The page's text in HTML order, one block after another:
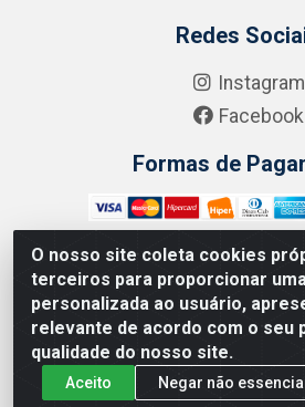
O nosso site coleta cookies
terceiros para proporcionar
personalizada ao usuário,
relevante de acordo com o seu
qualidade do nosso site.
Aceito Negar não
Redes
Instagram
Facebook
Formas de
Zero Grau - Rua Jean Emile
Recife/PE - CEP 51.190-450 -